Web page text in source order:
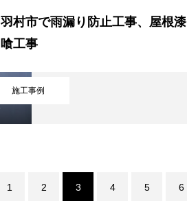
施工事例
羽村市で雨漏り防止工事、屋根漆
喰工事
1 2 3 4 5 6